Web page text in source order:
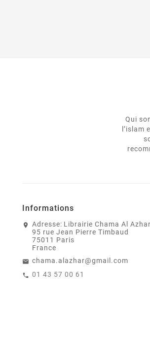
Qui
l’islam
Informations
Adresse: Librairie Chama Al Azhar
95 rue Jean Pierre Timbaud
75011 Paris
France
chama.alazhar@gmail.com
01 43 57 00 61